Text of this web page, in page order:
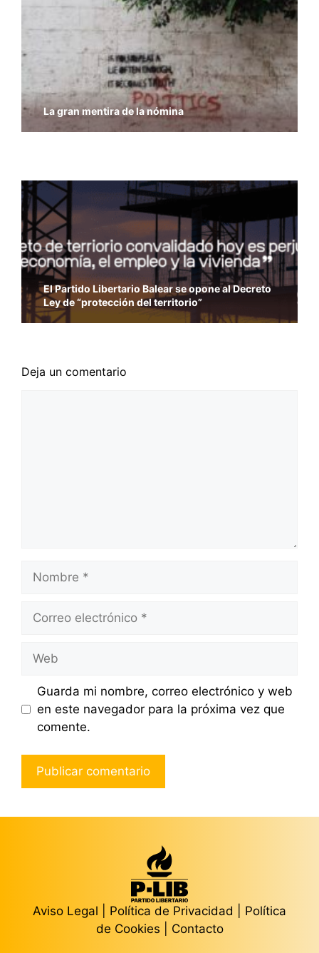
La gran mentira de la nómina
Economía y Libertad – Previsiones del PIB del
FMI
El Partido Libertario Balear se opone al Decreto
Ley de “protección del territorio”
Deja un comentario
Nombre
Correo
Web
Guarda mi nombre, correo electrónico y web
en este navegador para la próxima vez que
comente.
Aviso Legal Política de Privacidad
Política
de Cookies
Contacto